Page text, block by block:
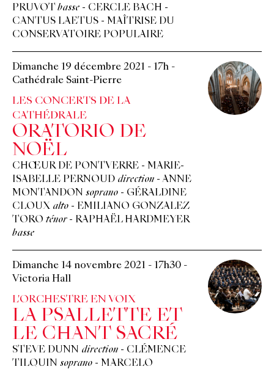
PRUVOT basse - CERCLE BACH -
CANTUS LAETUS - MAÎTRISE DU
CONSERVATOIRE POPULAIRE
Dimanche 19 décembre 2021 - 17h -
Cathédrale Saint-Pierre
LES CONCERTS DE LA
CATHÉDRALE
ORATORIO DE
NOËL
CHŒUR DE PONTVERRE - MARIE-
ISABELLE PERNOUD direction - ANNE
MONTANDON soprano - GÉRALDINE
CLOUX alto - EMILIANO GONZALEZ
TORO ténor - RAPHAËL HARDMEYER
basse
Dimanche 14 novembre 2021 - 17h30 -
Victoria Hall
L'ORCHESTRE EN VOIX
LA PSALLETTE ET
LE CHANT SACRÉ
STEVE DUNN direction - CLÉMENCE
TILQUIN soprano - MARCELO